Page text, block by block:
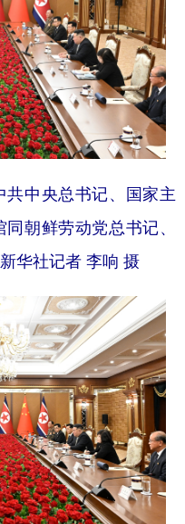
中央总书记、国家主
朝鲜劳动党总书记、
新华社记者 李响 摄